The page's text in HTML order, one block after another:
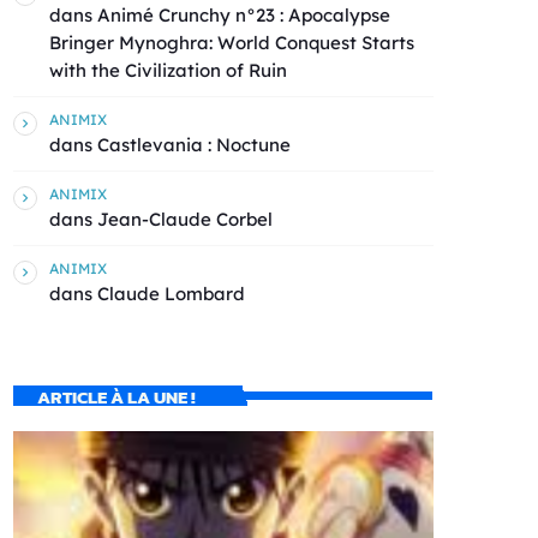
dans Animé Crunchy n°23 : Apocalypse
Bringer Mynoghra: World Conquest Starts
with the Civilization of Ruin
ANIMIX
dans Castlevania : Noctune
ANIMIX
dans Jean-Claude Corbel
ANIMIX
dans Claude Lombard
ARTICLE À LA UNE !